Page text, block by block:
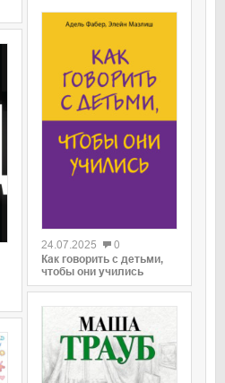
24.07.2025
0
Как говорить с детьми,
чтобы они учились